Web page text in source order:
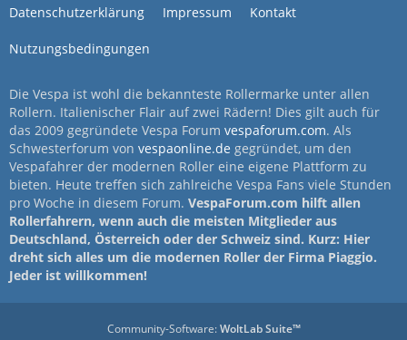
Datenschutzerklärung Impressum Kontakt
Nutzungsbedingungen
Die Vespa ist wohl die bekannteste Rollermarke unter allen
Rollern. Italienischer Flair auf zwei Rädern! Dies gilt auch für
das 2009 gegründete Vespa Forum vespaforum.com. Als
Schwesterforum von vespaonline.de gegründet, um den
Vespafahrer der modernen Roller eine eigene Plattform zu
bieten. Heute treffen sich zahlreiche Vespa Fans viele Stunden
pro Woche in diesem Forum. VespaForum.com hilft allen
Rollerfahrern, wenn auch die meisten Mitglieder aus
Deutschland, Österreich oder der Schweiz sind. Kurz: Hier
dreht sich alles um die modernen Roller der Firma Piaggio.
Jeder ist willkommen!
Community-Software:WoltLab Suite™